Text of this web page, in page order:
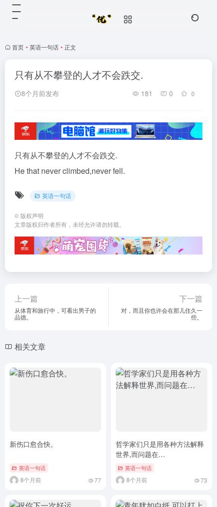
首页 • 英语一句话 • 正文
只有从不攀登的人才不会跌交.
8个月前发布 181 0 0
只有从不攀登的人才不会跌交.
He that never climbed,never fell.
英语一句话
© 版权声明
文章版权归作者所有，未经允许请勿转载。
上一篇
从体育和旅行中，可看出男子的
品德。
下一篇
对，而且你也许会在那儿住久一
些。
相关文章
新伤口愈合快。
英语一句话
8个月前 77
哲学家们只是用各种方法解释
世界,而问题在…
英语一句话
8个月前 73